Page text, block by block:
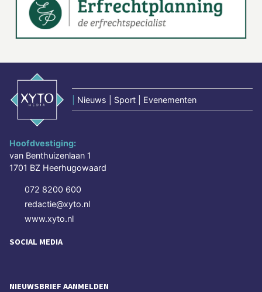
Nieuws | Sport | Evenementen
Hoofdvestiging:
van Benthuizenlaan 1
1701 BZ Heerhugowaard
072 8200 600
redactie@xyto.nl
www.xyto.nl
SOCIAL MEDIA
NIEUWSBRIEF AANMELDEN